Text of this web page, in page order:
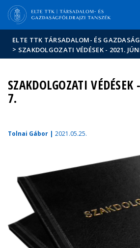
Hírek
Események
ELTE a
sajtóban
ELTE TTK TÁRSADALOM- ÉS
> SZAKDOLGOZATI VÉDÉSEK - 2021.
SZAKDOLGOZATI
7.
Tolnai Gábor | 2021.05.25.